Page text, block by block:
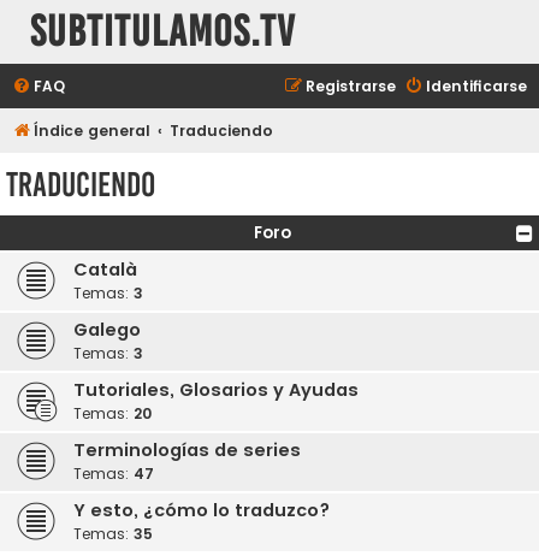
subtitulamos.tv
FAQ Identificarse
Registrarse
Índice general Traduciendo
Traduciendo
Foro
Català
Temas: 3
Galego
Temas: 3
Tutoriales, Glosarios y Ayudas
Temas: 20
Terminologías de series
Temas: 47
Y esto, ¿cómo lo traduzco?
Temas: 35